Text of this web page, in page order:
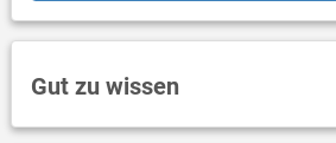
Gut zu wissen